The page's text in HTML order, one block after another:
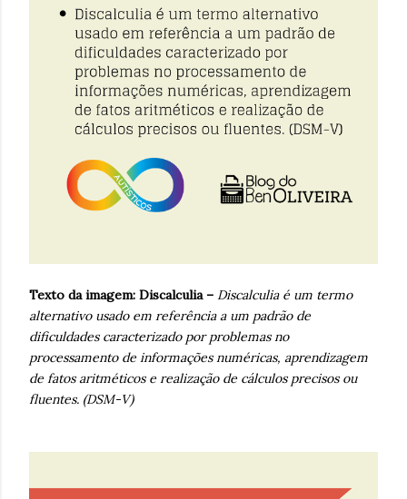
Texto da imagem: Discalculia – Discalculia é um termo
alternativo usado em referência a um padrão de
dificuldades caracterizado por problemas no
processamento de informações numéricas, aprendizagem
de fatos aritméticos e realização de cálculos precisos ou
fluentes. (DSM-V)